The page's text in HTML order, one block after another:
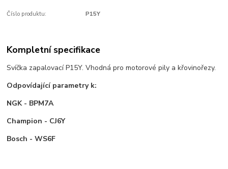
Číslo produktu: P15Y
Kompletní specifikace
Svíčka zapalovací P15Y. Vhodná pro motorové pily a křovinořezy.
Odpovídající parametry k:
NGK - BPM7A
Champion - CJ6Y
Bosch - WS6F